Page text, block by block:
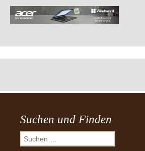
Suchen und Finden
Suchen
nach: